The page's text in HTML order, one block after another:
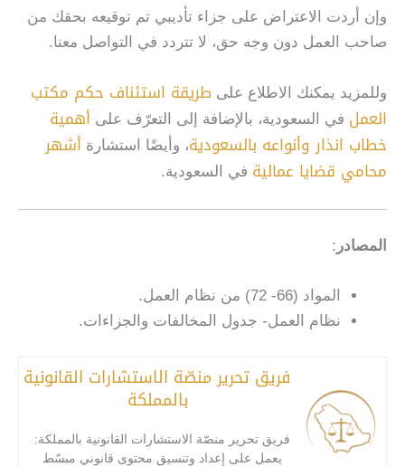
وإن أردت الاعتراض على جزاء تأديبي تم توقيعه بحقك من
صاحب العمل دون وجه حق، لا تتردد في التواصل معنا.
وللمزيد يمكنك الاطلاع على طريقة استئناف حكم مكتب
العمل في السعودية، بالإضافة إلى التعرّف على أهمية
خطاب انذار وأنواعه بالسعودية، وأيضًا استشارة أشهر
محامي قضايا عمالية في السعودية.
المصادر :
المواد (66- 72) من نظام العمل.
نظام العمل- جدول المخالفات والجزاءات.
فريق تحرير منصّة الاستشارات القانونية
بالمملكة
فريق تحرير منصّة الاستشارات القانونية بالمملكة:
يعمل على إعداد وتنسيق محتوى قانوني مبسّط